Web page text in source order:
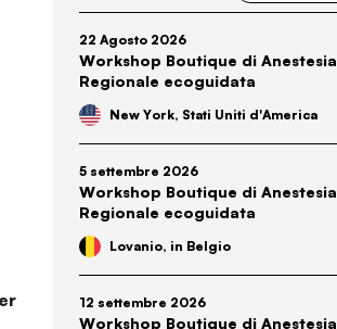
22 Agosto 2026
Workshop Boutique di Anestesia
Regionale ecoguidata
New York, Stati Uniti d'America
5 settembre 2026
Workshop Boutique di Anestesia
Regionale ecoguidata
Lovanio, in Belgio
12 settembre 2026
Workshop Boutique di Anestesia